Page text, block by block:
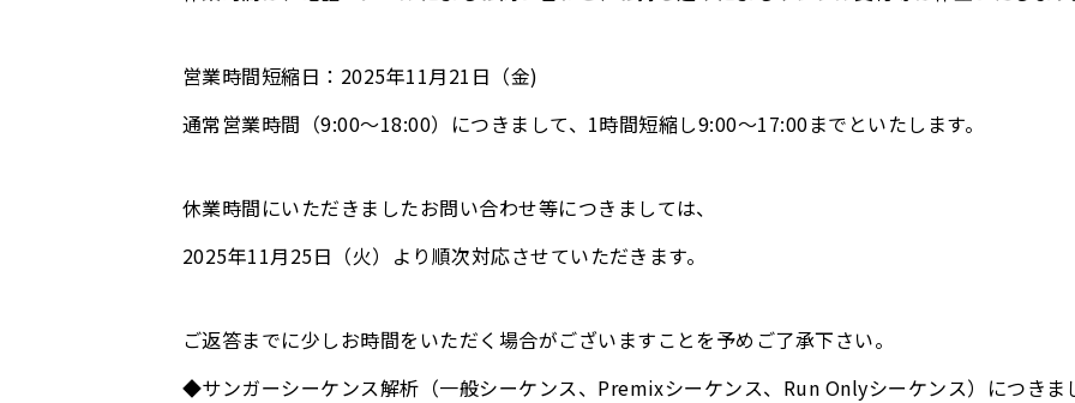
営業時間短縮日：2025年11月21日（金)
通常営業時間（9:00～18:00）につきまして、1時間短縮し9:00～17:00までといたします。
休業時間にいただきましたお問い合わせ等につきましては、
2025年11月25日（火）より順次対応させていただきます。
ご返答までに少しお時間をいただく場合がございますことを予めご了承下さい。
◆サンガーシーケンス解析（一般シーケンス、Premixシーケンス、Run Onlyシーケンス）につきま